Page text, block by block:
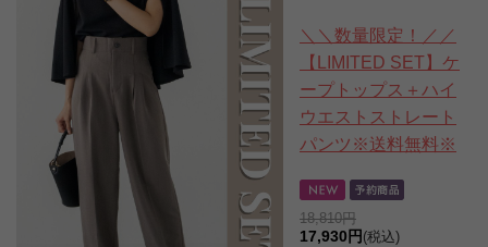
＼＼数量限定！／／
【LIMITED SET】ケ
ープトップス＋ハイ
ウエストストレート
パンツ※送料無料※
18,810円
17,930円 (税込)